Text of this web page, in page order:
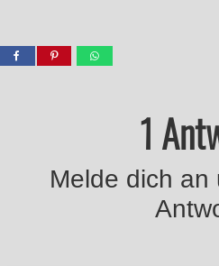
1
Melde dich an